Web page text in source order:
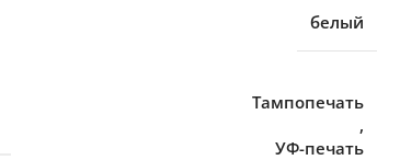
белый
Тампопечать
,
УФ-печать